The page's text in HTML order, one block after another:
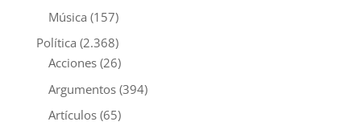
Música (157)
Política (2.368)
Acciones(26)
Argumentos(394)
Artículos(65)